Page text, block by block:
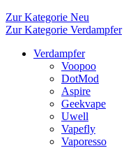
Zur Kategorie Neu
Zur Kategorie Verdampfer
Verdampfer
Voopoo
DotMod
Aspire
Geekvape
Uwell
Vapefly
Vaporesso